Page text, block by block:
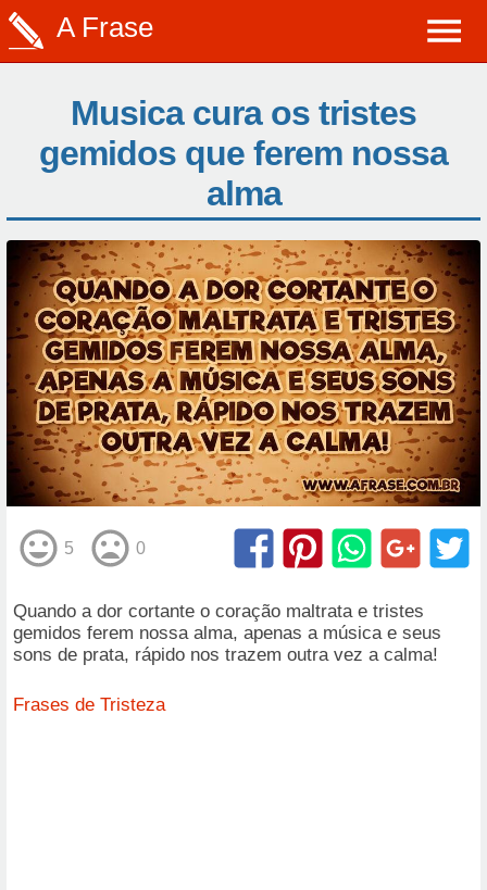
A Frase
Musica cura os tristes
gemidos que ferem nossa
alma
5 0
Quando a dor cortante o coração maltrata e tristes
gemidos ferem nossa alma, apenas a música e seus
sons de prata, rápido nos trazem outra vez a calma!
Frases de Tristeza